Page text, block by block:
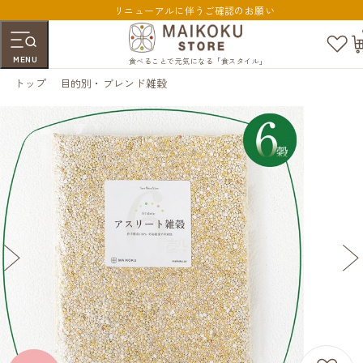
リニューアルに伴うご確認のお願い
MENU 食べることで元気になる「食スタイル」
お
気
トップ 目的別・ブレンド雑穀